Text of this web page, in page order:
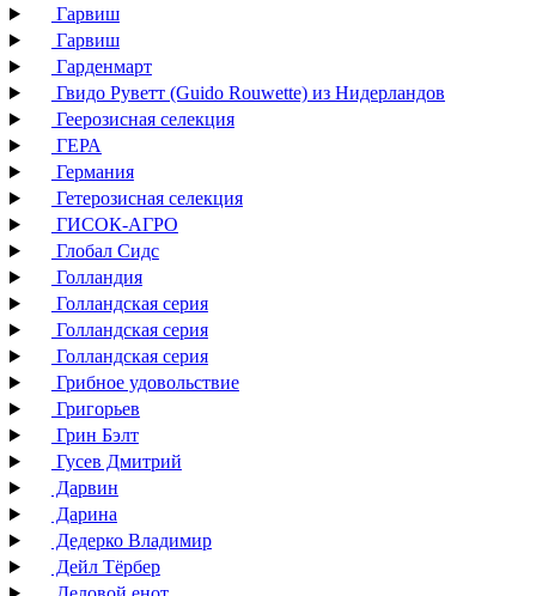
Гарвиш
Гарвиш
Гарденмарт
Гвидо Руветт (Guido Rouwette) из Нидерландов
Геерозисная селекция
ГЕРА
Германия
Гетерозисная селекция
ГИСОК-АГРО
Глобал Сидс
Голландия
Голландская серия
Голландская серия
Голландская серия
Грибное удовольствие
Григорьев
Грин Бэлт
Гусев Дмитрий
Дарвин
Дарина
Дедерко Владимир
Дейл Тёрбер